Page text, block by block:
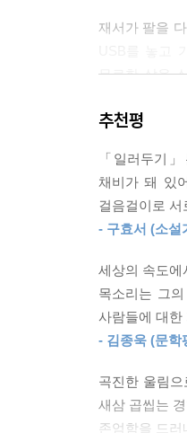
기를 통해 자
조경란 작가
처럼 우아하
라면 영원히
--- p.90 「작가론
재서가 팔을
무료한 삶을
싶은 사람을
그런데 누군
산비탈에 있
그동안 글을
선생님이었
정말로 쓰고
바람에 흩날
미용의 이야기
있었으면 좋
깊이 들어박
추천평
「일러두기
채비가 돼 있
걸음걸이로
- 구효서 (소설
세상의 속도
목소리는 그
사람들에 대한
- 김종욱 (문학
곡진한 울림
새삼 곱씹는
존엄함을 드